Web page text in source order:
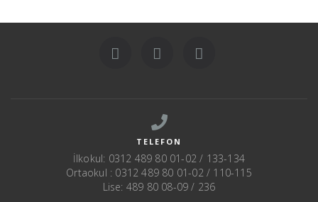
TELEFON
İlkokul: 0312 489 80 01-02 / 133-134
Ortaokul : 0312 489 80 01-02 / 110-115
Lise: 489 80 08-09 / 236